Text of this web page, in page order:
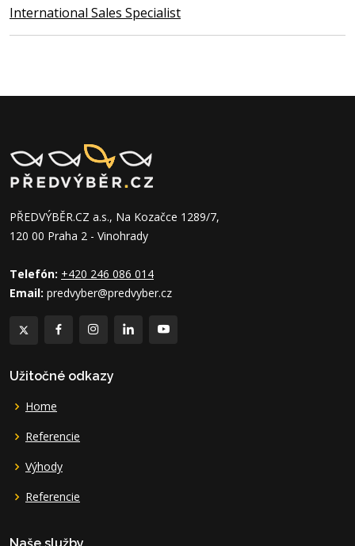
International Sales Specialist
PŘEDVÝBĚR.CZ a.s., Na Kozačce 1289/7,
120 00 Praha 2 - Vinohrady
Telefón: +420 246 086 014
Email: predvyber@predvyber.cz
Užitočné odkazy
Home
Referencie
Výhody
Referencie